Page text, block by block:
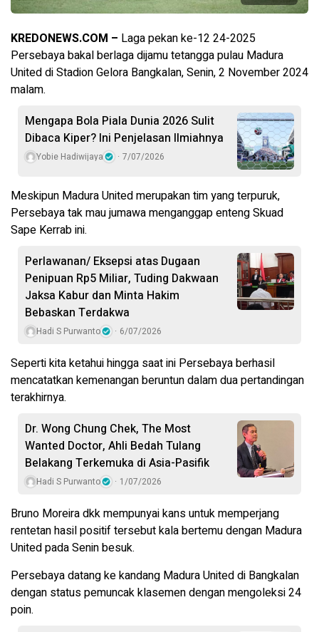
KREDONEWS.COM – Laga pekan ke-12 24-2025
Persebaya bakal berlaga dijamu tetangga pulau Madura
United di Stadion Gelora Bangkalan, Senin, 2 November 2024
malam.
Mengapa Bola Piala Dunia 2026 Sulit
Dibaca Kiper? Ini Penjelasan Ilmiahnya
Yobie Hadiwijaya 7/07/2026
Meskipun Madura United merupakan tim yang terpuruk,
Persebaya tak mau jumawa menganggap enteng Skuad
Sape Kerrab ini.
Perlawanan/ Eksepsi atas Dugaan
Penipuan Rp5 Miliar, Tuding Dakwaan
Jaksa Kabur dan Minta Hakim
Bebaskan Terdakwa
Hadi S Purwanto 6/07/2026
Seperti kita ketahui hingga saat ini Persebaya berhasil
mencatatkan kemenangan beruntun dalam dua pertandingan
terakhirnya.
Dr. Wong Chung Chek, The Most
Wanted Doctor, Ahli Bedah Tulang
Belakang Terkemuka di Asia-Pasifik
Hadi S Purwanto 1/07/2026
Bruno Moreira dkk mempunyai kans untuk memperjang
rentetan hasil positif tersebut kala bertemu dengan Madura
United pada Senin besuk.
Persebaya datang ke kandang Madura United di Bangkalan
dengan status pemuncak klasemen dengan mengoleksi 24
poin.